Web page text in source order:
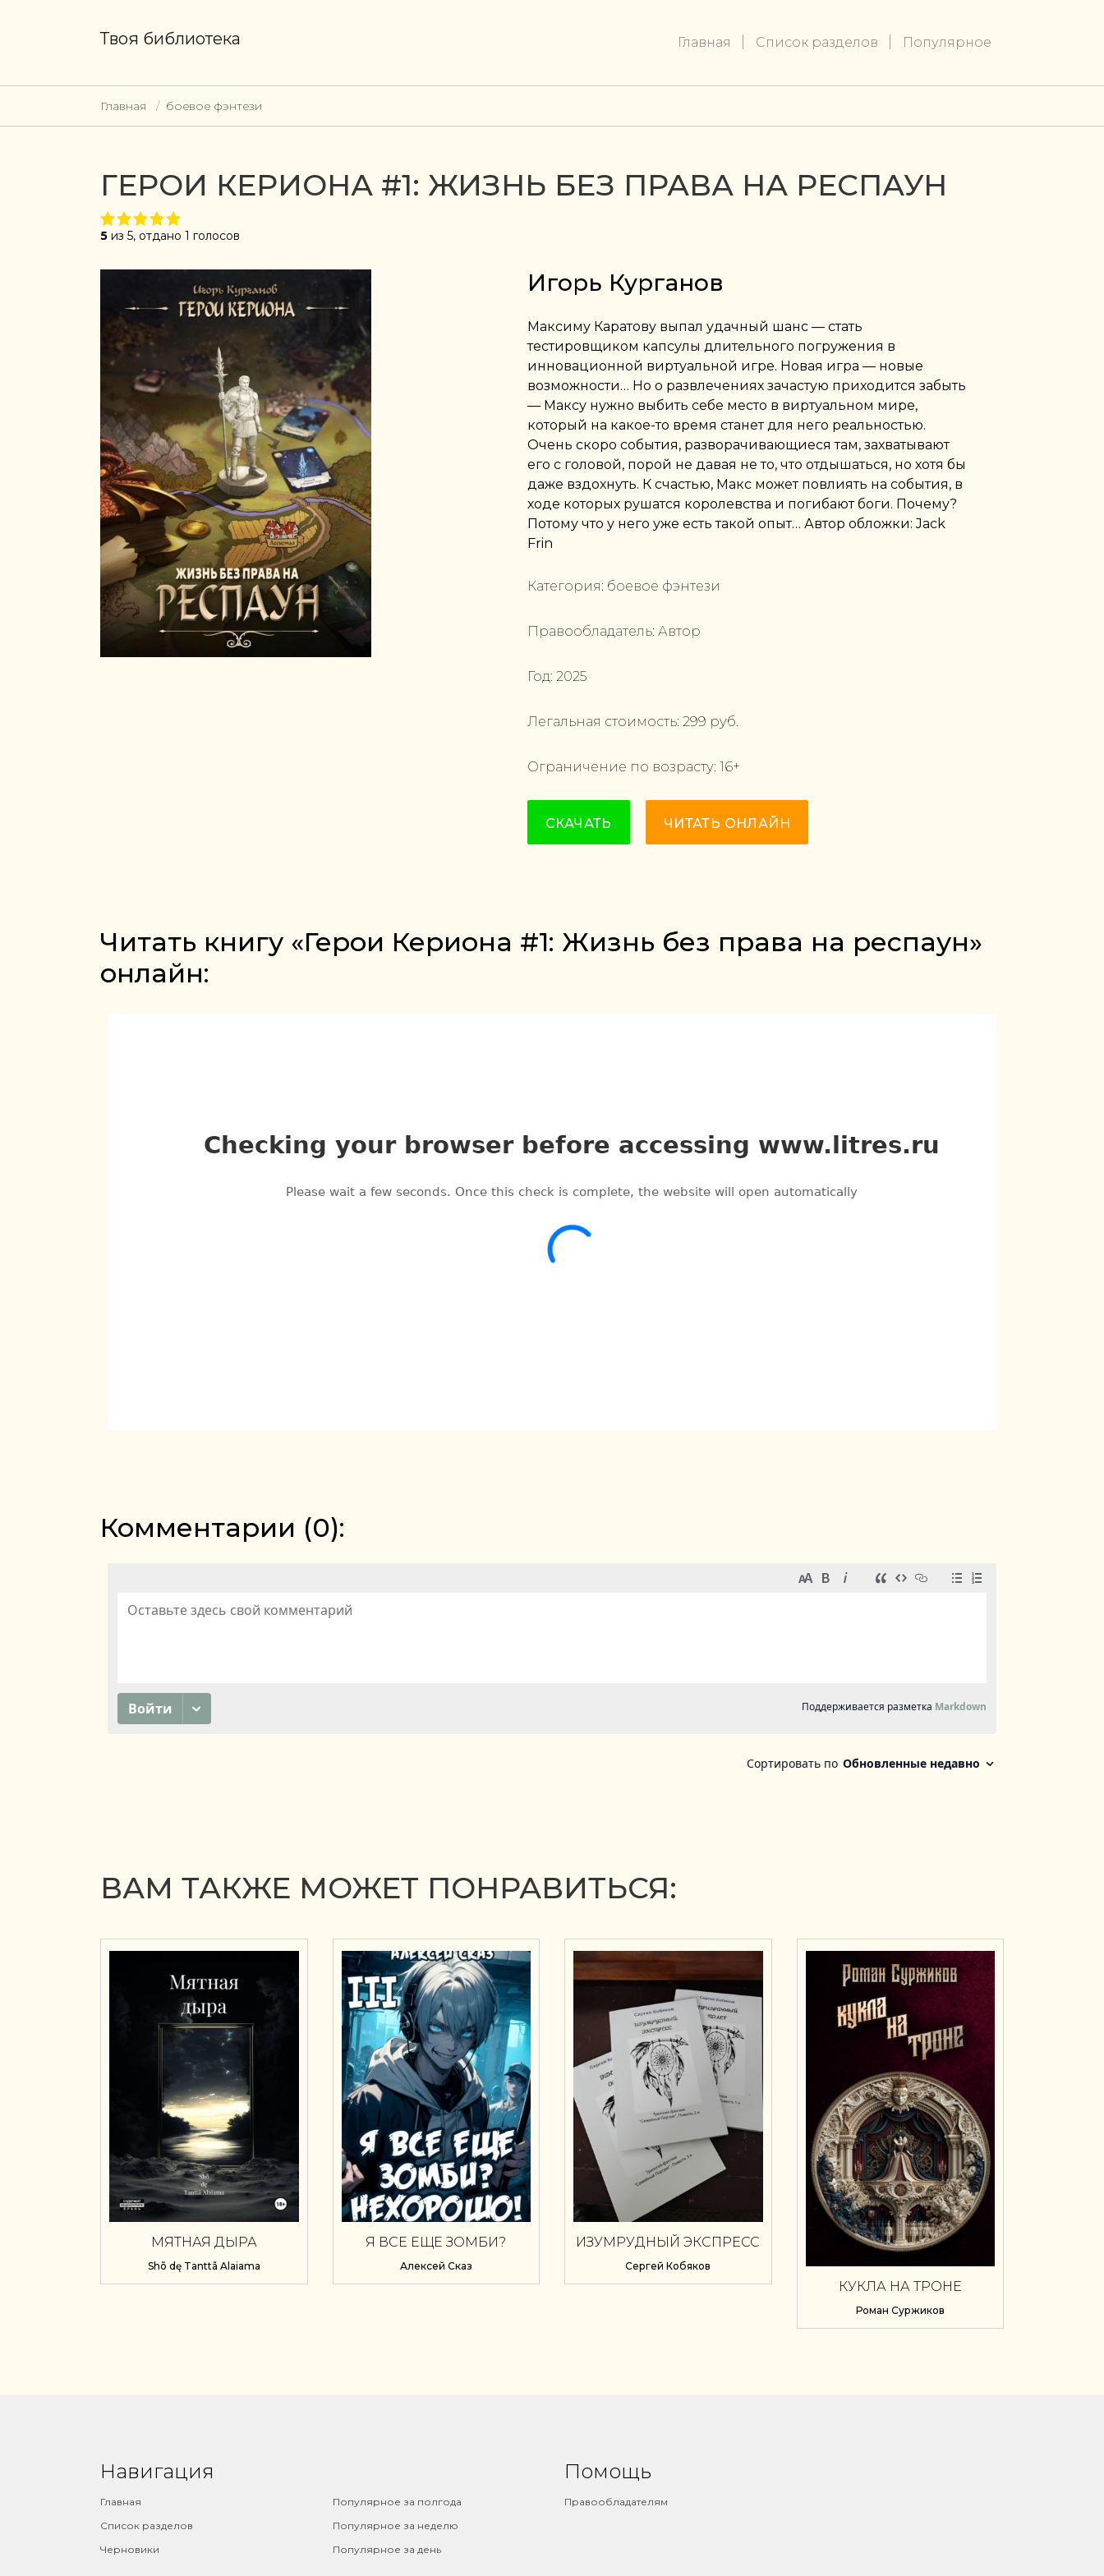
Твоя библиотека Главная Список разделов Популярное
Главная боевое фэнтези
ГЕРОИ КЕРИОНА #1: ЖИЗНЬ БЕЗ ПРАВА НА РЕСПАУН
5 из 5, отдано 1 голосов
Игорь Курганов
Максиму Каратову выпал удачный шанс — стать
тестировщиком капсулы длительного погружения в
инновационной виртуальной игре. Новая игра — новые
возможности… Но о развлечениях зачастую приходится забыть
— Максу нужно выбить себе место в виртуальном мире,
который на какое-то время станет для него реальностью.
Очень скоро события, разворачивающиеся там, захватывают
его с головой, порой не давая не то, что отдышаться, но хотя бы
даже вздохнуть. К счастью, Макс может повлиять на события, в
ходе которых рушатся королевства и погибают боги. Почему?
Потому что у него уже есть такой опыт… Автор обложки: Jack
Frin
Категория: боевое фэнтези
Правообладатель: Автор
Год: 2025
Легальная стоимость: 299 руб.
Ограничение по возрасту: 16+
СКАЧАТЬ ЧИТАТЬ ОНЛАЙН
Читать книгу «Герои Кериона #1: Жизнь без права на респаун»
онлайн:
Комментарии (0):
ВАМ ТАКЖЕ МОЖЕТ ПОНРАВИТЬСЯ:
МЯТНАЯ ДЫРА
Shõ dę Tanttã Alaiama
Я ВСЕ ЕЩЕ ЗОМБИ?
Алексей Сказ
ИЗУМРУДНЫЙ ЭКСПРЕСС
Сергей Кобяков
КУКЛА НА ТРОНЕ
Роман Суржиков
Навигация
Главная
Список разделов
Черновики
Популярное за полгода
Популярное за неделю
Популярное за день
Помощь
Правообладателям